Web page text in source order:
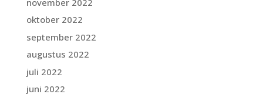
oktober 2022
september 2022
augustus 2022
juli 2022
juni 2022